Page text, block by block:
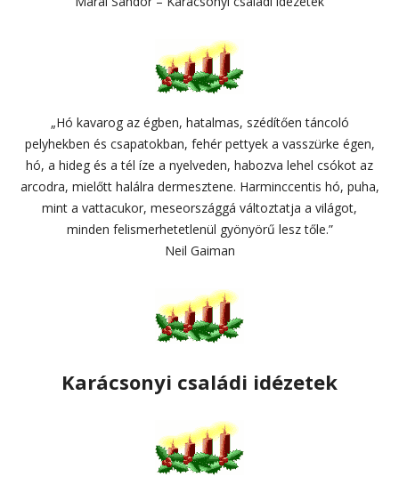
„Hó kavarog az égben, hatalmas, szédítően táncoló
pelyhekben és csapatokban, fehér pettyek a vasszürke égen,
hó, a hideg és a tél íze a nyelveden, habozva lehel csókot az
arcodra, mielőtt halálra dermesztene. Harminccentis hó, puha,
mint a vattacukor, meseországgá változtatja a világot,
minden felismerhetetlenül gyönyörű lesz tőle.”
Neil Gaiman
Karácsonyi családi idézetek